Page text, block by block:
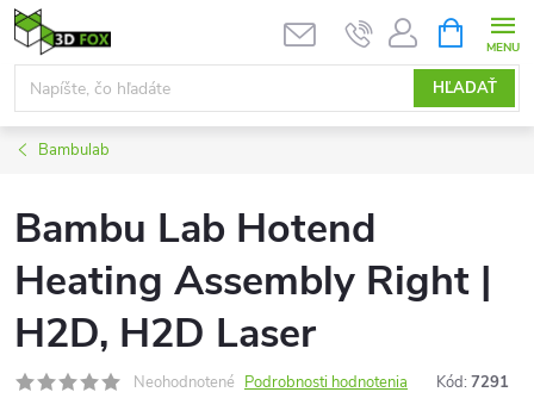
Prejsť
na
obsah
HĽADAŤ
KOŠÍK
Bambulab
Bambu Lab Hotend
Heating Assembly Right |
H2D, H2D Laser
Neohodnotené Podrobnosti hodnotenia Kód: 7291